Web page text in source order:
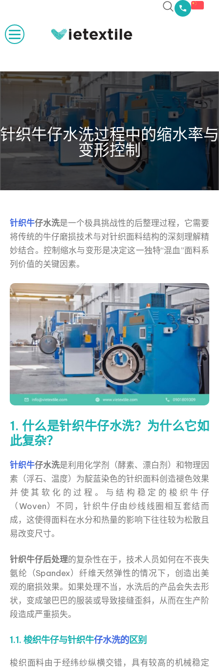
针织牛仔水洗过程中的缩水率与
变形控制
针织牛仔水洗是一个极具挑战性的后整理过程，它需要
将传统的牛仔磨损技术与对针织面料结构的深刻理解精
妙结合。控制缩水与变形是决定这一独特“混血”面料系
列价值的关键因素。
1. 什么是针织牛仔水洗？为什么它如
此复杂？
针织牛仔水洗是利用化学剂（酵素、漂白剂）和物理因
素（浮石、温度）为靛蓝染色的针织面料创造褪色效果
并使其软化的过程。与结构稳定的梭织牛仔
（Woven）不同，针织牛仔由纱线线圈相互套结而
成，这使得面料在水分和热量的影响下往往较为松散且
易改变尺寸。
针织牛仔后处理的复杂性在于，技术人员如何在不丧失
氨纶（Spandex）纤维天然弹性的情况下，创造出美
观的磨损效果。如果处理不当，水洗后的产品会失去形
状，变成皱巴巴的服装或导致接缝歪斜，从而在生产阶
段造成严重损失。
1.1. 梭织牛仔与针织牛仔水洗的区别
梭织面料由于经纬纱纵横交错，具有较高的机械稳定